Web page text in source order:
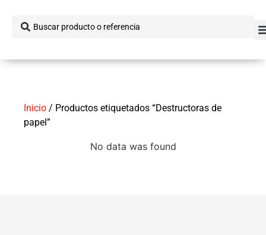
Inicio / Productos etiquetados “Destructoras de
papel”
No data was found